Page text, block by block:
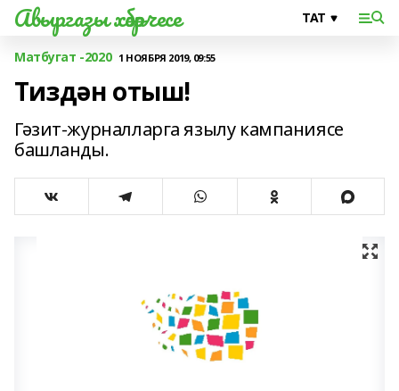
Авыргазы хәбәрчесе
Матбугат -2020 1 НОЯБРЯ 2019, 09:55
Тиздән отыш!
Гәзит-журналларга язылу кампаниясе
башланды.